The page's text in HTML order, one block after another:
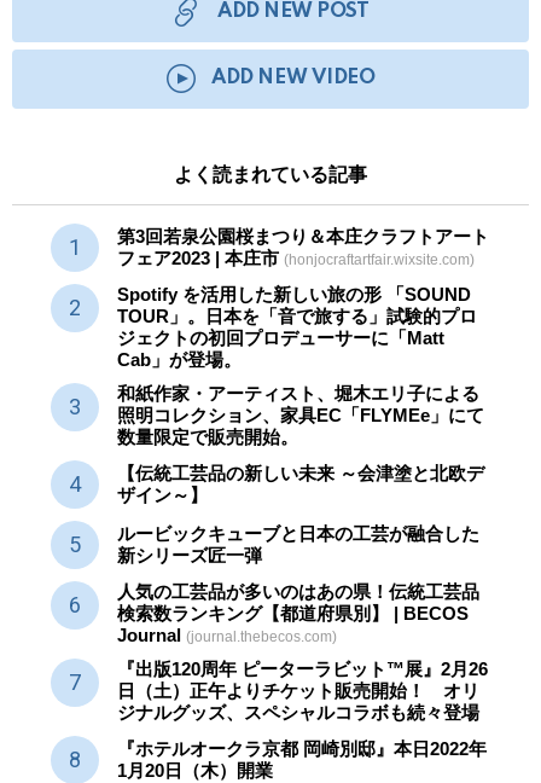
ADD NEW POST
ADD NEW VIDEO
よく読まれている記事
第3回若泉公園桜まつり＆本庄クラフトアート
フェア2023 | 本庄市 (honjocraftartfair.wixsite.com)
Spotify を活用した新しい旅の形 「SOUND
TOUR」。日本を「音で旅する」試験的プロ
ジェクトの初回プロデューサーに「Matt
Cab」が登場。
和紙作家・アーティスト、堀木エリ子による
照明コレクション、家具EC「FLYMEe」にて
数量限定で販売開始。
【伝統工芸品の新しい未来 ～会津塗と北欧デ
ザイン～】
ルービックキューブと日本の工芸が融合した
新シリーズ匠一弾
人気の工芸品が多いのはあの県！伝統工芸品
検索数ランキング【都道府県別】 | BECOS
Journal (journal.thebecos.com)
『出版120周年 ピーターラビット™展』2月26
日（土）正午よりチケット販売開始！ オリ
ジナルグッズ、スペシャルコラボも続々登場
『ホテルオークラ京都 岡崎別邸』本日2022年
1月20日（木）開業